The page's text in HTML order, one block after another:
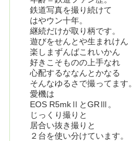
鉄道写真を撮り続けて
はやウン十年。
継続だけが取り柄です。
遊びをせんとや生まれけん
楽しまずんばこれいかん
好きこそものの上手なれ
心配するななんとかなる
そんなゆるさで撮ってます。
愛機は
EOS R5mkⅡとGRⅢ。
じっくり撮りと
居合い抜き撮りと
２台を使い分けています。